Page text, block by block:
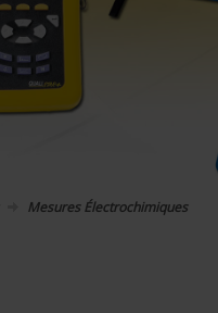
Mesures Électrochimiques